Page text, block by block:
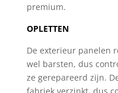
premium.
OPLETTEN
De exterieur panelen
wel barsten, dus
ze gerepareerd zijn.